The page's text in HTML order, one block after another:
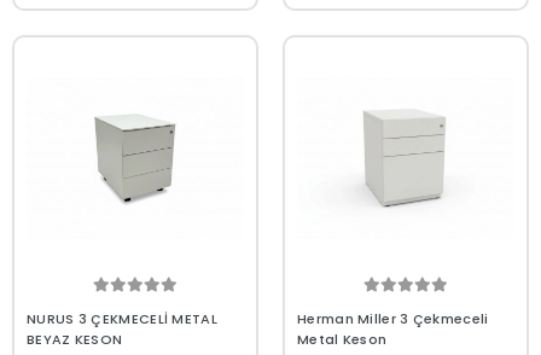
NURUS 3 ÇEKMECELİ METAL
BEYAZ KESON
Herman Miller 3 Çekmeceli
Metal Keson